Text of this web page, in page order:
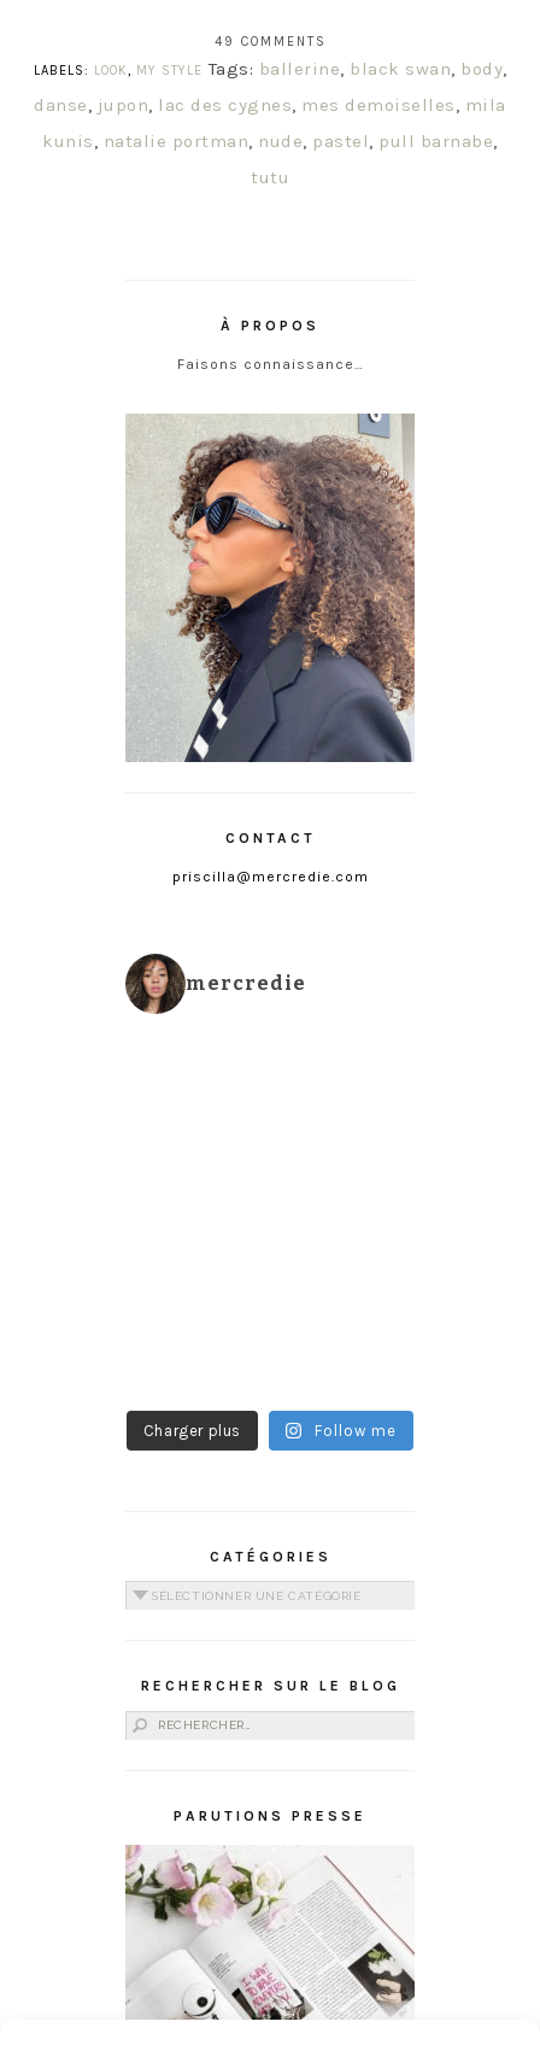
49 COMMENTS
LABELS:
LOOK, MY STYLE Tags: ballerine, black swan, body,
danse, jupon, lac des cygnes, mes demoiselles, mila
kunis, natalie portman, nude, pastel, pull barnabe,
tutu
À PROPOS
Faisons connaissance…
CONTACT
priscilla@mercredie.com
mercredie
Charger plus Follow me
CATÉGORIES
Catégories
RECHERCHER SUR LE BLOG
Rechercher :
PARUTIONS PRESSE